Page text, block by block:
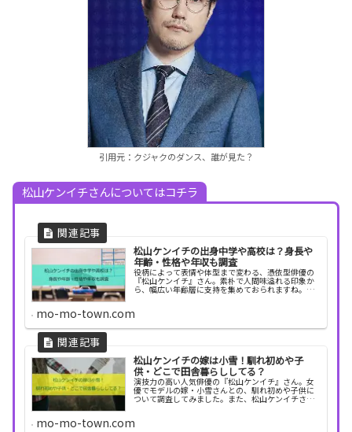
引用元：クジャクのダンス、誰が見た？
松山ケンイチさんについてはコチラ
松山ケンイチの出身中学や高校は？身長や
年齢・性格や年収も調査
役柄によって表情や体型まで変わる、憑依型俳優の
『松山ケンイチ』さん。素朴で人間味溢れる印象か
ら、幅広い年齢層に支持を集めておられますね。そ
も、探って...
mo-mo-town.com
松山ケンイチの嫁は小雪！馴れ初めや子
供・どこで田舎暮らししてる？
演技力の高い人気俳優の『松山ケンイチ』さん。女
優でモデルの嫁・小雪さんとの、馴れ初めや子供に
ついて調査してみました。また、松山ケンイチさん
た。松山ケ...
mo-mo-town.com